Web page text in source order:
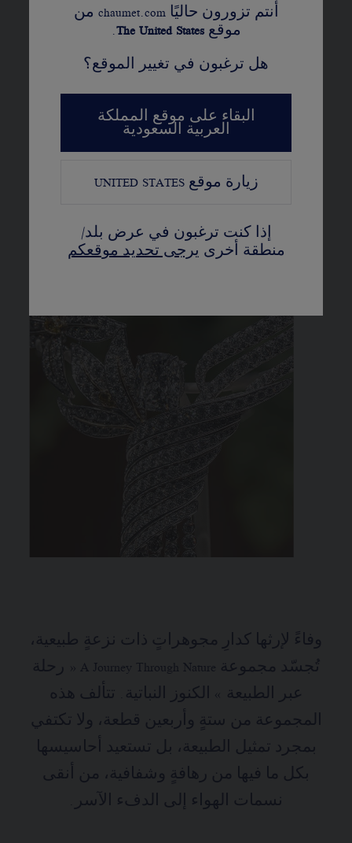
أنتم تزورون حاليًا chaumet.com من
موقع TheUnited States
.
هل ترغبون في تغيير الموقع؟
البقاء على موقع المملكة
العربية السعودية
زيارة موقعUNITED STATES
إذا كنت ترغبون في عرض بلد/
منطقة أخرى يرجى تحديد موقعكم
وفاءً لإرثها كدارِ مجوهراتٍ ذات نزعةٍ طبيعية،
تُجسّد مجموعة A Journey Through Nature « رحلة
عبر الطبيعة » الكنوز النباتية. تتألف هذه
المجموعة من ستةٍ وأربعين قطعة، ولا تكتفي
بمجرد تمثيل الطبيعة، بل تستعيد أحاسيسها
بكل ما فيها من رهافةٍ وشفافية، من أنقى
نسمات الهواء إلى الدفء الآسر.